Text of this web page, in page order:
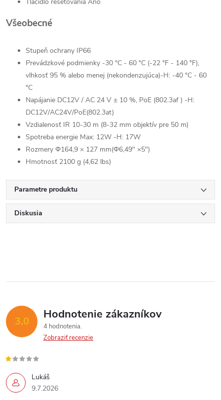
Všeobecné
Stupeň ochrany IP66
Prevádzkové podmienky -30 °C - 60 °C (-22 °F - 140 °F),
vlhkosť 95 % alebo menej (nekondenzujúca)-H: -40 °C - 60
°C
Napájanie DC12V / AC 24 V ± 10 %, PoE (802.3af ) -H:
DC12V/AC24V/PoE(802.3at)
Vzdialenosť IR 10-30 m (8-32 mm objektív pre 50 m)
Spotreba energie Max: 12W -H: 17W
Rozmery Φ164,9 × 127 mm(Φ6,49" ×5")
Hmotnosť 2100 g (4,62 lbs)
Parametre produktu
Diskusia
3,0 Hodnotenie zákazníkov
4 hodnotenia
Zobraziť recenzie
Lukáš
9.7.2026
Send